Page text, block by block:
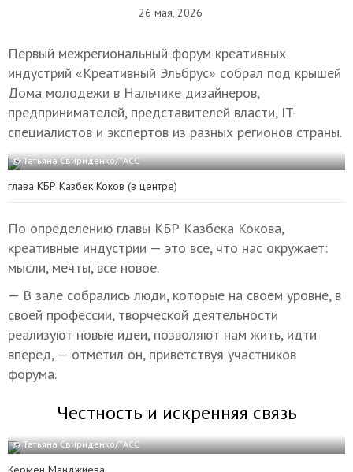
26 мая, 2026
Первый межрегиональный форум креативных
индустрий «Креативный Эльбрус» собрал под крышей
Дома молодежи в Нальчике дизайнеров,
предпринимателей, представителей власти, IT-
специалистов и экспертов из разных регионов страны.
© Татьяна Свириденко/ТАСС
глава КБР Казбек Коков (в центре)
По определению главы КБР Казбека Кокова,
креативные индустрии — это все, что нас окружает:
мысли, мечты, все новое.
— В зале собрались люди, которые на своем уровне, в
своей профессии, творческой деятельности
реализуют новые идеи, позволяют нам жить, идти
вперед, — отметил он, приветствуя участников
форума.
Честность и искренняя связь
© Татьяна Свириденко/ТАСС